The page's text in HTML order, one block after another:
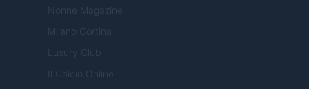
Nonne Magazine
Milano Cortina
Luxury Club
Il Calcio Online